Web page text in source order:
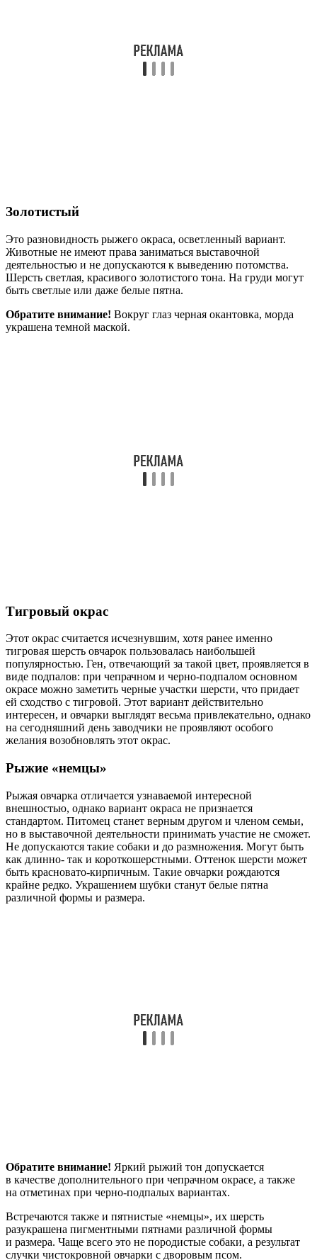
Золотистый
Это разновидность рыжего окраса, осветленный вариант.
Животные не имеют права заниматься выставочной
деятельностью и не допускаются к выведению потомства.
Шерсть светлая, красивого золотистого тона. На груди могут
быть светлые или даже белые пятна.
Обратите внимание! Вокруг глаз черная окантовка, морда
украшена темной маской.
Тигровый окрас
Этот окрас считается исчезнувшим, хотя ранее именно
тигровая шерсть овчарок пользовалась наибольшей
популярностью. Ген, отвечающий за такой цвет, проявляется в
виде подпалов: при чепрачном и черно-подпалом основном
окрасе можно заметить черные участки шерсти, что придает
ей сходство с тигровой. Этот вариант действительно
интересен, и овчарки выглядят весьма привлекательно, однако
на сегодняшний день заводчики не проявляют особого
желания возобновлять этот окрас.
Рыжие «немцы»
Рыжая овчарка отличается узнаваемой интересной
внешностью, однако вариант окраса не признается
стандартом. Питомец станет верным другом и членом семьи,
но в выставочной деятельности принимать участие не сможет.
Не допускаются такие собаки и до размножения. Могут быть
как длинно- так и короткошерстными. Оттенок шерсти может
быть красновато-кирпичным. Такие овчарки рождаются
крайне редко. Украшением шубки станут белые пятна
различной формы и размера.
Обратите внимание! Яркий рыжий тон допускается
в качестве дополнительного при чепрачном окрасе, а также
на отметинах при черно-подпалых вариантах.
Встречаются также и пятнистые «немцы», их шерсть
разукрашена пигментными пятнами различной формы
и размера. Чаще всего это не породистые собаки, а результат
случки чистокровной овчарки с дворовым псом.